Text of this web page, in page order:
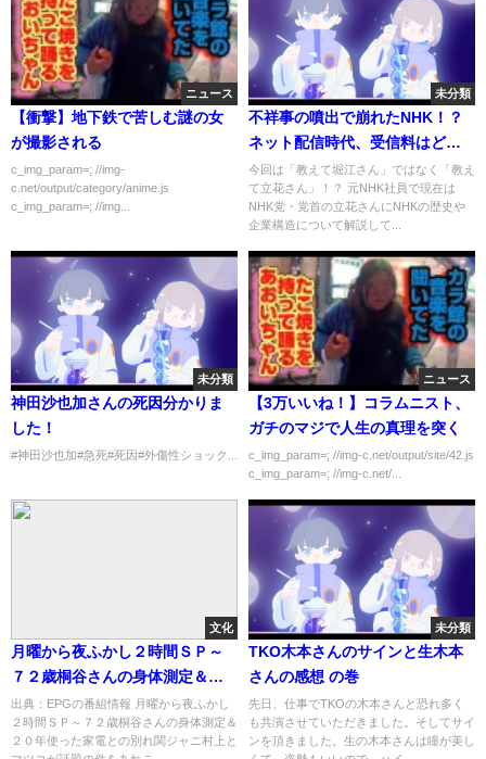
ニュース
【衝撃】地下鉄で苦しむ謎の女
が撮影される
c_img_param=; //img-
c.net/output/category/anime.js
c_img_param=; //img...
未分類
不祥事の噴出で崩れたNHK！？
ネット配信時代、受信料はどう
なる【NHK企業解説②】
今回は「教えて堀江さん」ではなく「教え
て立花さん」！？ 元NHK社員で現在は
NHK党・党首の立花さんにNHKの歴史や
企業構造について解説して...
未分類
神田沙也加さんの死因分かりま
した！
#神田沙也加#急死#死因#外傷性ショック...
ニュース
【3万いいね！】コラムニスト、
ガチのマジで人生の真理を突く
c_img_param=; //img-c.net/output/site/42.js
c_img_param=; //img-c.net/...
文化
月曜から夜ふかし２時間ＳＰ～
７２歳桐谷さんの身体測定＆２
０年使った家電との別れ[字]…の
番組内容解析まとめ
出典：EPGの番組情報 月曜から夜ふかし
２時間ＳＰ～７２歳桐谷さんの身体測定＆
２０年使った家電との別れ関ジャニ村上と
未分類
TKO木本さんのサインと生木本
さんの感想 の巻
先日、仕事でTKOの木本さんと恐れ多く
も共演させていただきました。そしてサイ
ンを頂きました。生の木本さんは瞳が美し